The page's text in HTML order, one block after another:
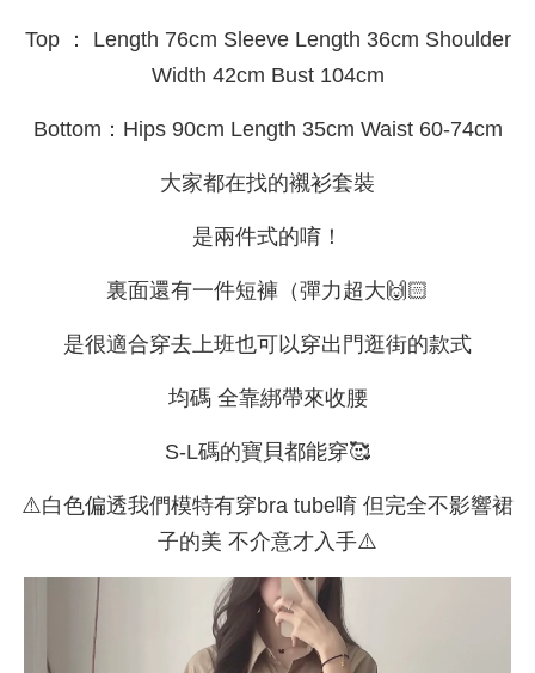
Top ： Length 76cm Sleeve Length 36cm Shoulder
Width 42cm Bust 104cm
Bottom：Hips 90cm Length 35cm Waist 60-74cm
大家都在找的襯衫套裝
是兩件式的唷！
裏面還有一件短褲（彈力超大🙌🏻
是很適合穿去上班也可以穿出門逛街的款式
均碼 全靠綁帶來收腰
S-L碼的寶貝都能穿🥰
⚠️白色偏透我們模特有穿bra tube唷 但完全不影響裙
子的美 不介意才入手⚠️